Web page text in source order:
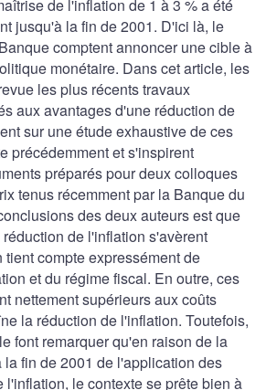
de l'inflation de 1 à 3 % a été
jusqu'à la fin de 2001. D'ici là, le
comptent annoncer une cible à
monétaire. Dans cet article, les
les plus récents travaux
aux avantages d'une réduction de
sur une étude exhaustive de ces
précédemment et s'inspirent
préparés pour deux colloques
tenus récemment par la Banque du
des deux auteurs est que
de l'inflation s'avèrent
tient compte expressément de
et du régime fiscal. En outre, ces
nettement supérieurs aux coûts
la réduction de l'inflation. Toutefois,
font remarquer qu'en raison de la
fin de 2001 de l'application des
l'inflation, le contexte se prête bien à